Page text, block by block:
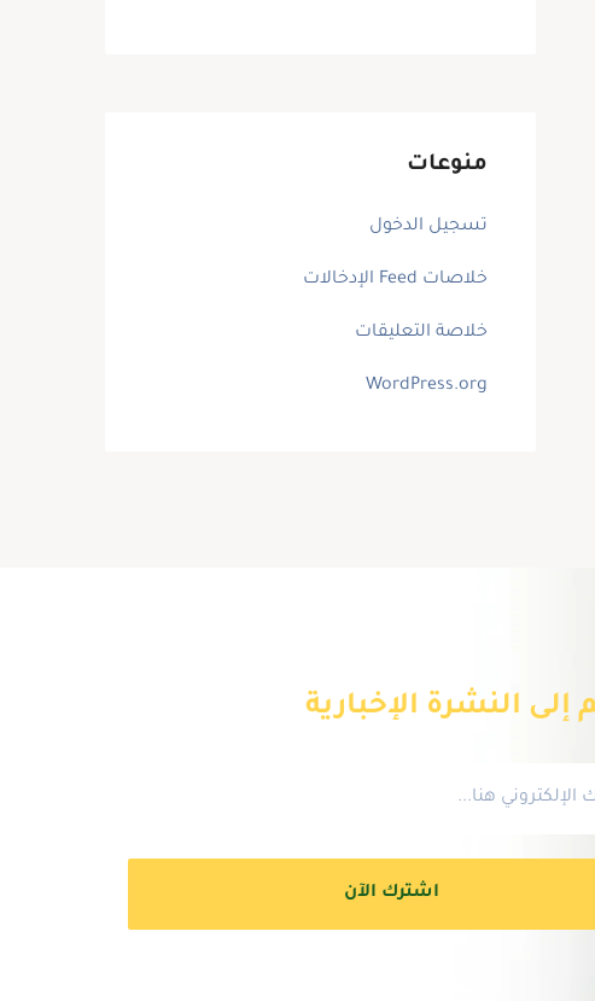
منوعات
تسجيل الدخول
خلاصات Feed الإدخالات
خلاصة التعليقات
WordPress.org
إلى النشرة الإخبارية
اشترك الآن